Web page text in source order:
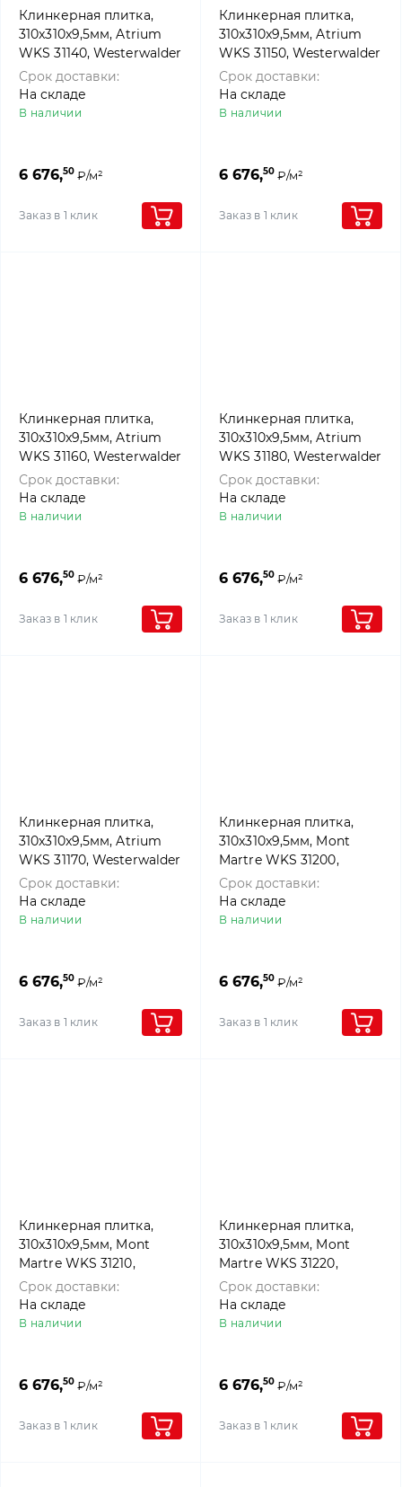
Клинкерная плитка,
310x310x9,5мм, Atrium
WKS 31140, Westerwalder
klinker
Срок доставки:
На складе
В наличии
6 676,50 ₽/м²
Заказ в 1 клик
Клинкерная плитка,
310x310x9,5мм, Atrium
WKS 31150, Westerwalder
klinker
Срок доставки:
На складе
В наличии
6 676,50 ₽/м²
Заказ в 1 клик
Клинкерная плитка,
310x310x9,5мм, Atrium
WKS 31160, Westerwalder
klinker
Срок доставки:
На складе
В наличии
6 676,50 ₽/м²
Заказ в 1 клик
Клинкерная плитка,
310x310x9,5мм, Atrium
WKS 31180, Westerwalder
klinker
Срок доставки:
На складе
В наличии
6 676,50 ₽/м²
Заказ в 1 клик
Клинкерная плитка,
310x310x9,5мм, Atrium
WKS 31170, Westerwalder
klinker
Срок доставки:
На складе
В наличии
6 676,50 ₽/м²
Заказ в 1 клик
Клинкерная плитка,
310x310x9,5мм, Mont
Martre WKS 31200,
Westerwalder klinker
Срок доставки:
На складе
В наличии
6 676,50 ₽/м²
Заказ в 1 клик
Клинкерная плитка,
310x310x9,5мм, Mont
Martre WKS 31210,
Westerwalder klinker
Срок доставки:
На складе
В наличии
6 676,50 ₽/м²
Заказ в 1 клик
Клинкерная плитка,
310x310x9,5мм, Mont
Martre WKS 31220,
Westerwalder klinker
Срок доставки:
На складе
В наличии
6 676,50 ₽/м²
Заказ в 1 клик